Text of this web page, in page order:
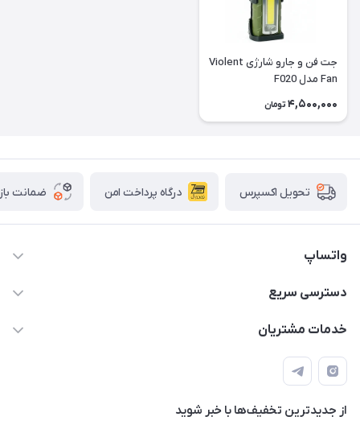
جت فن و جارو شارژی Violent
Fan مدل F020
4,500,000 تومان
تحویل اکسپرس درگاه پرداخت امن ضمانت
واتساپ
09933276933 واتس اپ و اینستاگرام - فقط
دسترسی سریع
حساب کاربری
لیست محصولات
درباره ما
خدمات مشتریان
قوانین و مقررات
حریم خصوصی
راهنما
از جدید‌ترین تخفیف‌ها با‌ خبر شوید